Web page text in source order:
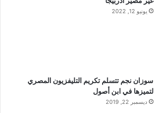
يونيو 12, 2022
سوزان نجم تتسلم تكريم التليفزيون المصري
لتميزها في ابن أصول
ديسمبر 22, 2019